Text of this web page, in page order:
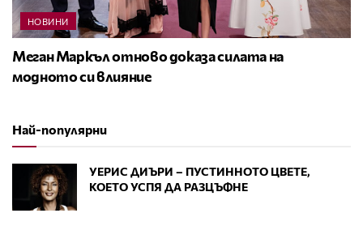
НОВИНИ
Меган Маркъл отново доказа силата на
модното си влияние
Най-популярни
УЕРИС ДИЪРИ – ПУСТИННОТО ЦВЕТЕ,
КОЕТО УСПЯ ДА РАЗЦЪФНЕ